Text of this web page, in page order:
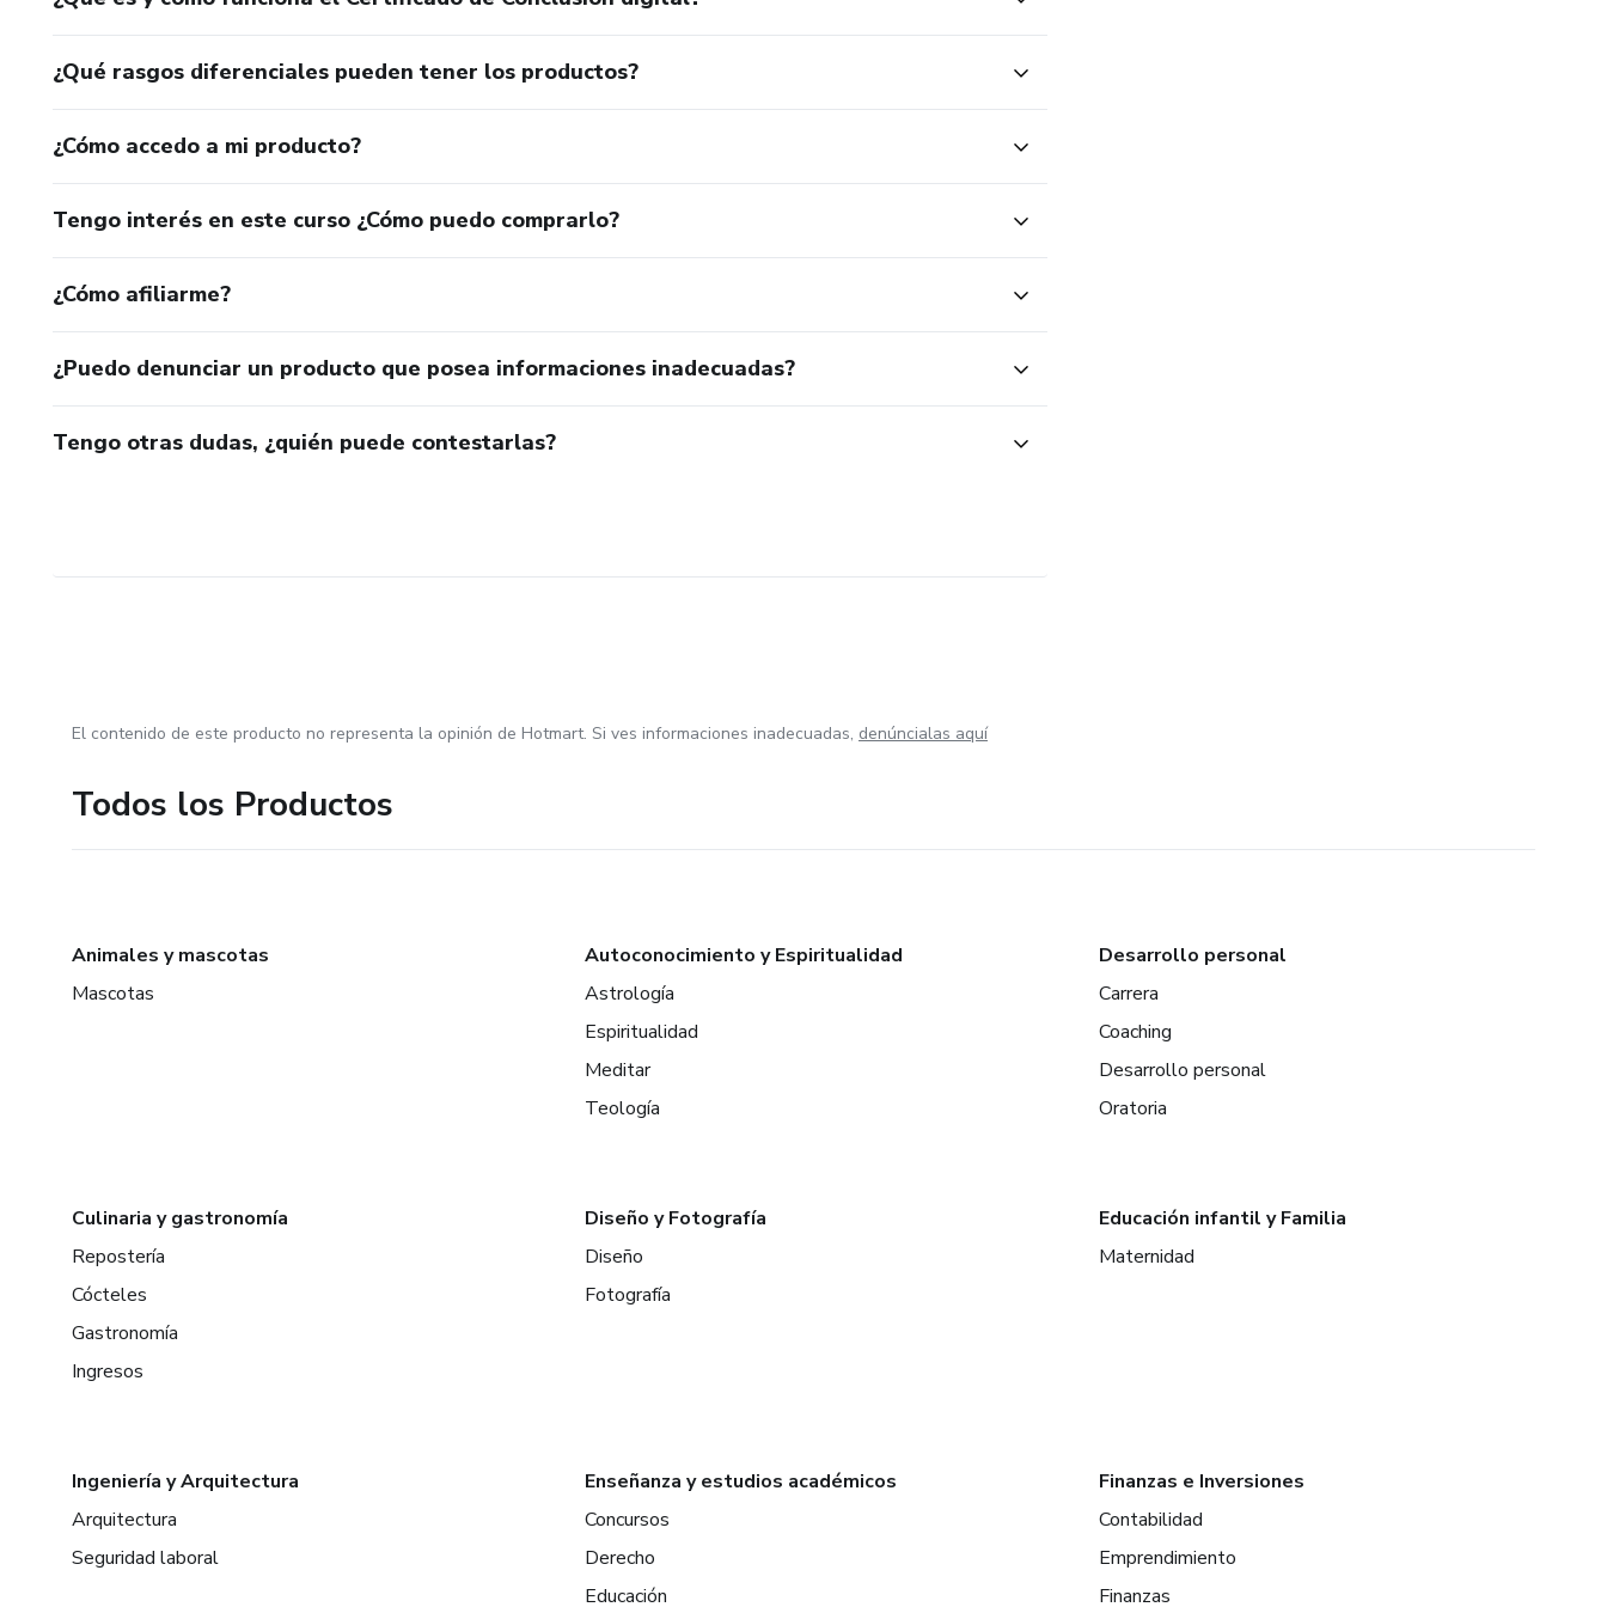
¿Qué rasgos diferenciales pueden tener los productos?
¿Cómo accedo a mi producto?
Tengo interés en este curso ¿Cómo puedo comprarlo?
¿Cómo afiliarme?
¿Puedo denunciar un producto que posea informaciones inadecuadas?
Tengo otras dudas, ¿quién puede contestarlas?
El contenido de este producto no representa la opinión de Hotmart. Si ves informaciones inadecuadas, denúncialas aquí
Todos los Productos
Animales y mascotas
Mascotas
Autoconocimiento y Espiritualidad
Astrología
Espiritualidad
Meditar
Teología
Desarrollo personal
Carrera
Coaching
Desarrollo personal
Oratoria
Culinaria y gastronomía
Repostería
Cócteles
Gastronomía
Ingresos
Diseño y Fotografía
Diseño
Fotografía
Educación infantil y Familia
Maternidad
Ingeniería y Arquitectura
Arquitectura
Seguridad laboral
Enseñanza y estudios académicos
Concursos
Derecho
Educación
Finanzas e Inversiones
Contabilidad
Emprendimiento
Finanzas